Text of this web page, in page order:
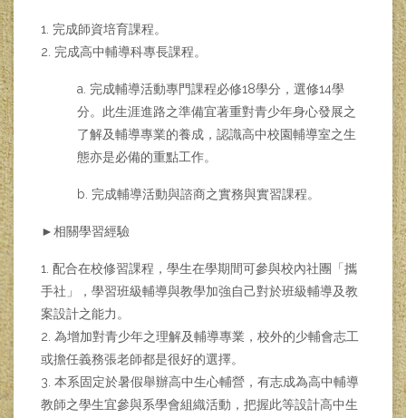
1. 完成師資培育課程。
2. 完成高中輔導科專長課程。
a. 完成輔導活動專門課程必修18學分，選修14學
分。此生涯進路之準備宜著重對青少年身心發展之
了解及輔導專業的養成，認識高中校園輔導室之生
態亦是必備的重點工作。
b. 完成輔導活動與諮商之實務與實習課程。
►相關學習經驗
1. 配合在校修習課程，學生在學期間可參與校內社團「攜
手社」，學習班級輔導與教學加強自己對於班級輔導及教
案設計之能力。
2. 為增加對青少年之理解及輔導專業，校外的少輔會志工
或擔任義務張老師都是很好的選擇。
3. 本系固定於暑假舉辦高中生心輔營，有志成為高中輔導
教師之學生宜參與系學會組織活動，把握此等設計高中生